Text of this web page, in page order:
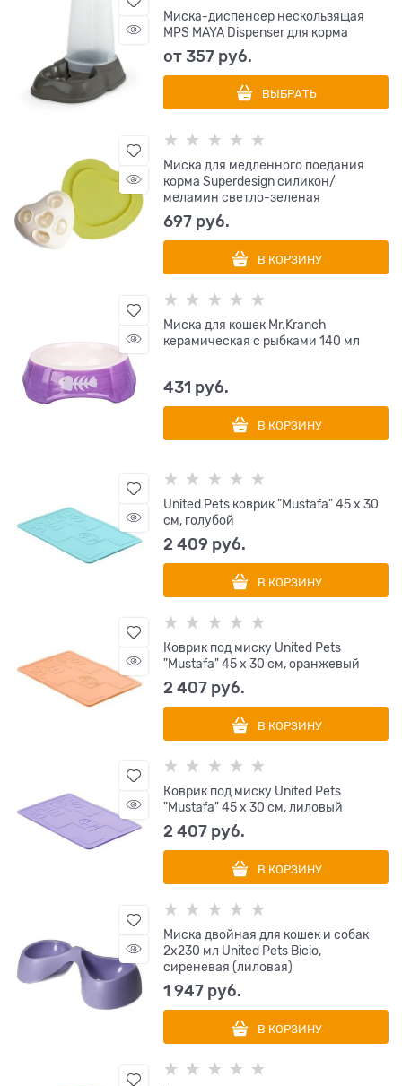
Миска-диспенсер нескользящая
MPS MAYA Dispenser для корма
от357 руб.
ВЫБРАТЬ
Миска для медленного поедания
корма Superdesign силикон/
меламин светло-зеленая
697 руб.
В КОРЗИНУ
Миска для кошек Mr.Kranch
керамическая с рыбками 140 мл
431 руб.
В КОРЗИНУ
United Pets коврик "Mustafa" 45 х 30
см, голубой
2 409 руб.
В КОРЗИНУ
Коврик под миску United Pets
"Mustafa" 45 х 30 см, оранжевый
2 407 руб.
В КОРЗИНУ
Коврик под миску United Pets
"Mustafa" 45 х 30 см, лиловый
2 407 руб.
В КОРЗИНУ
Миска двойная для кошек и собак
2х230 мл United Pets Bicio,
сиреневая (лиловая)
1 947 руб.
В КОРЗИНУ